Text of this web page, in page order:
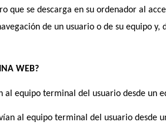
que se descarga en su ordenador al
de un usuario o de su equipo
WEB?
al equipo terminal del usuario desde
al equipo terminal del usuario